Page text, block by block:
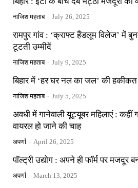
नाजिश महताब - July 26, 2025
रामपुर गांव : ‘क्राफ्ट हैंडलूम विलेज’ में
टूटती उम्मीदें
नाजिश महताब - July 9, 2025
बिहार में ‘हर घर नल का जल’ की हकीकत
नाजिश महताब - July 5, 2025
अवधी में गानेवाली यूट्यूबर महिलाएं : कहीं
वायरल हो जाने की चाह
अपर्णा - April 26, 2025
पॉल्ट्री उद्योग : अपने ही फॉर्म पर मजदूर
अपर्णा - March 13, 2025